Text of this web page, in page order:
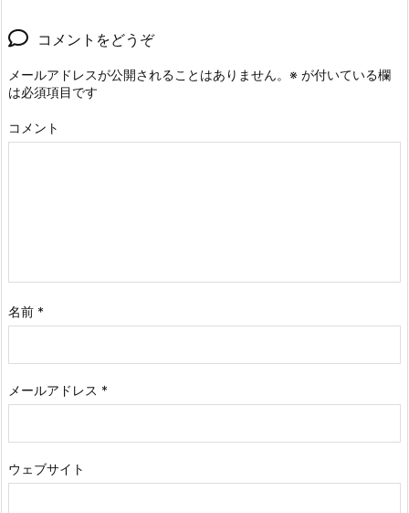
コメントをどうぞ
メールアドレスが公開されることはありません。 ※ が付いている欄
は必須項目です
コメント
名前 *
メールアドレス *
ウェブサイト